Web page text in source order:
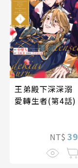
王弟殿下深深溺
愛轉生者(第4話)
NT$ 39